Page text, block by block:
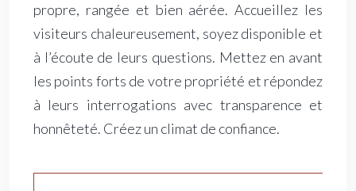
propre, rangée et bien aérée. Accueillez les
visiteurs chaleureusement, soyez disponible et
à l’écoute de leurs questions. Mettez en avant
les points forts de votre propriété et répondez
à leurs interrogations avec transparence et
honnêteté. Créez un climat de confiance.